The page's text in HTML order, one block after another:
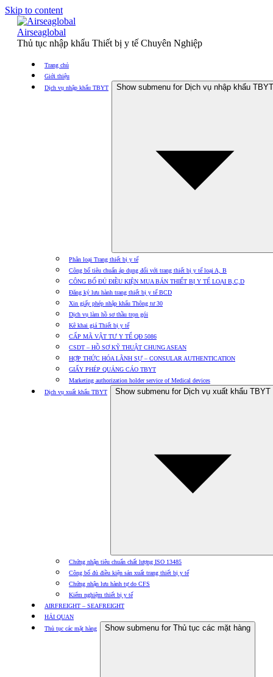
Skip to content
Airseaglobal
Thủ tục nhập khẩu Thiết bị y tế Chuyên Nghiệp
Trang chủ
Giới thiệu
Dịch vụ nhập khẩu TBYT
Show submenu for Dịch vụ nhập khẩu TBYT
Phân loại Trang thiết bị y tế
Công bố tiêu chuẩn áp dụng đối với trang thiết bị y tế loại A, B
CÔNG BỐ ĐỦ ĐIỀU KIỆN MUA BÁN THIẾT BỊ Y TẾ LOẠI B,C,D
Đăng ký lưu hành trang thiết bị y tế BCD
Xin giấy phép nhập khẩu Thông tư 30
Dịch vụ làm hồ sơ thầu trọn gói
Kê khai giá Thiết bị y tế
CẤP MÃ VẬT TƯ Y TẾ QĐ 5086
CSDT – HỒ SƠ KỸ THUẬT CHUNG ASEAN
HỢP THỨC HÓA LÃNH SỰ – CONSULAR AUTHENTICATION
GIẤY PHÉP QUẢNG CÁO TBYT
Marketing authorization holder service of Medical devices
Dịch vụ xuất khẩu TBYT
Show submenu for Dịch vụ xuất khẩu TBYT
Chứng nhận tiêu chuẩn chất lượng ISO 13485
Công bố đủ điều kiện sản xuất trang thiết bị y tế
Chứng nhận lưu hành tự do CFS
Kiểm nghiệm thiết bị y tế
AIRFREIGHT – SEAFREIGHT
HẢI QUAN
Thủ tục các mặt hàng
Show submenu for Thủ tục các mặt hàng